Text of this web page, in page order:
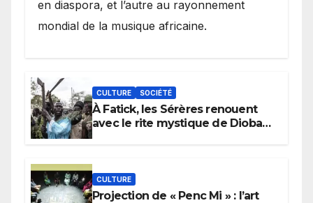
en diaspora, et l’autre au rayonnement
mondial de la musique africaine.
CULTURE SOCIÉTÉ
À Fatick, les Sérères renouent
avec le rite mystique de Diobaye
CULTURE
Projection de « Penc Mi » : l’art